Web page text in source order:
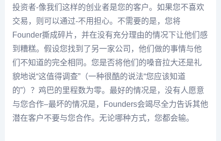
投资者-像我们这样的创业者是您的客户。如果您不喜欢
交易，则可以通过-不用担心。不需要的是，您将
Founder撕成碎片，并在没有充分理由的情况下让他们感
到糟糕。假设您找到了另一家公司，他们做的事情与他
们不知道的完全相同。您是否将他们的嗓音拉大还是礼
貌地说“这值得调查”（一种很酷的说法“您应该知道
的”）？鸡巴的里程数为零。最好的情况是，没有人愿意
与您合作–最坏的情况是，Founders会竭尽全力告诉其他
潜在客户不要与您合作。无论哪种方式，您都会输。